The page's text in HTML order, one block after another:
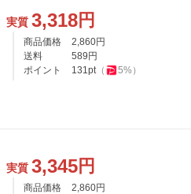
実質 3,318円
商品価格 2,860円
送料
589 円
ポイント
131pt（ 5%）
実質 3,345円
商品価格 2,860円